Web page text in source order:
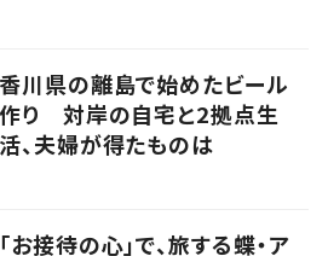
香川県の離島で始めたビール
作り 対岸の自宅と2拠点生
活、夫婦が得たものは
「お接待の心」で、旅する蝶・ア